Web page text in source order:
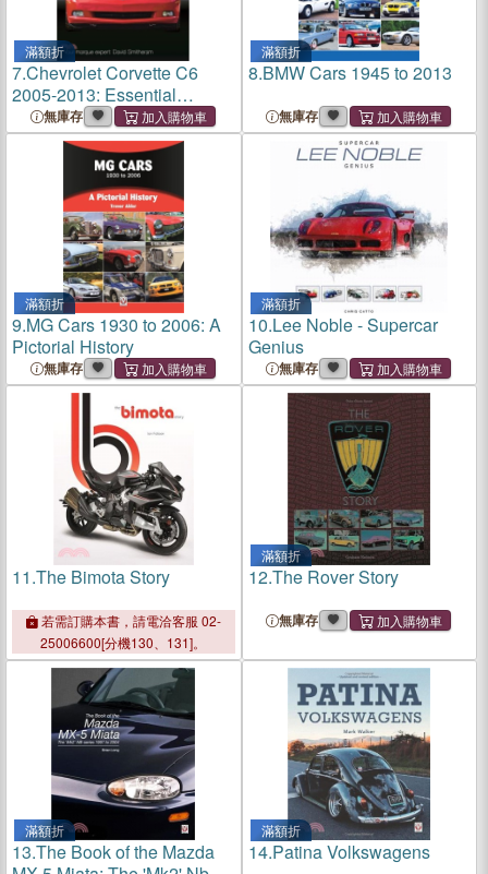
滿額折
7.Chevrolet Corvette C6
2005-2013: Essential
Buyers Guide
無庫存
滿額折
8.BMW Cars 1945 to 2013
無庫存
滿額折
9.MG Cars 1930 to 2006: A
Pictorial History
無庫存
滿額折
10.Lee Noble - Supercar
Genius
無庫存
11.The Bimota Story
若需訂購本書，請電洽客服 02-
25006600[分機130、131]。
滿額折
12.The Rover Story
無庫存
滿額折
13.The Book of the Mazda
滿額折
14.Patina Volkswagens